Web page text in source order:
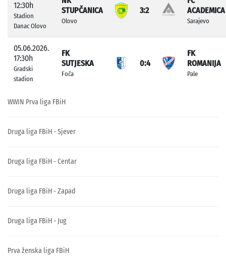
12:30h
Stadion
Danac Olovo
STUPČANICA
Olovo
3:2
ACADEMICA
Sarajevo
05.06.2026.
17:30h
Gradski
stadion
FK
SUTJESKA
Foča
0:4
FK
ROMANIJA
Pale
WWIN Prva liga FBiH
Druga liga FBiH - Sjever
Druga liga FBiH - Centar
Druga liga FBiH - Zapad
Druga liga FBiH - Jug
Prva ženska liga FBiH